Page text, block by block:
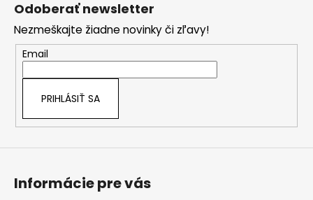
a
c
i
e
v
y
Odoberať newsletter
Nezmeškajte žiadne novinky či zľavy!
Email
PRIHLÁSIŤ SA
Informácie pre vás